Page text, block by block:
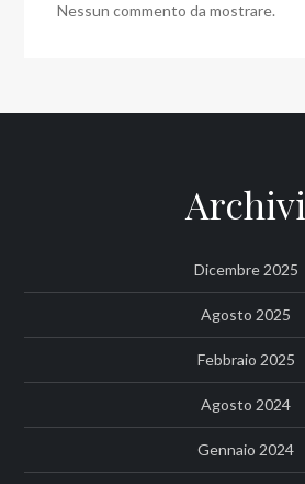
Nessun commento da mostrare.
Archivi
Dicembre 2025
Agosto 2025
Febbraio 2025
Agosto 2024
Gennaio 2024